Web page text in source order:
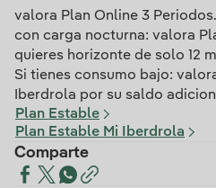
valora Plan Online 3
con carga nocturna: valora
quieres horizonte de solo 12
Si tienes consumo bajo:
Iberdrola por su saldo
Plan Estable
Plan Estable Mi Iberdrola
Comparte